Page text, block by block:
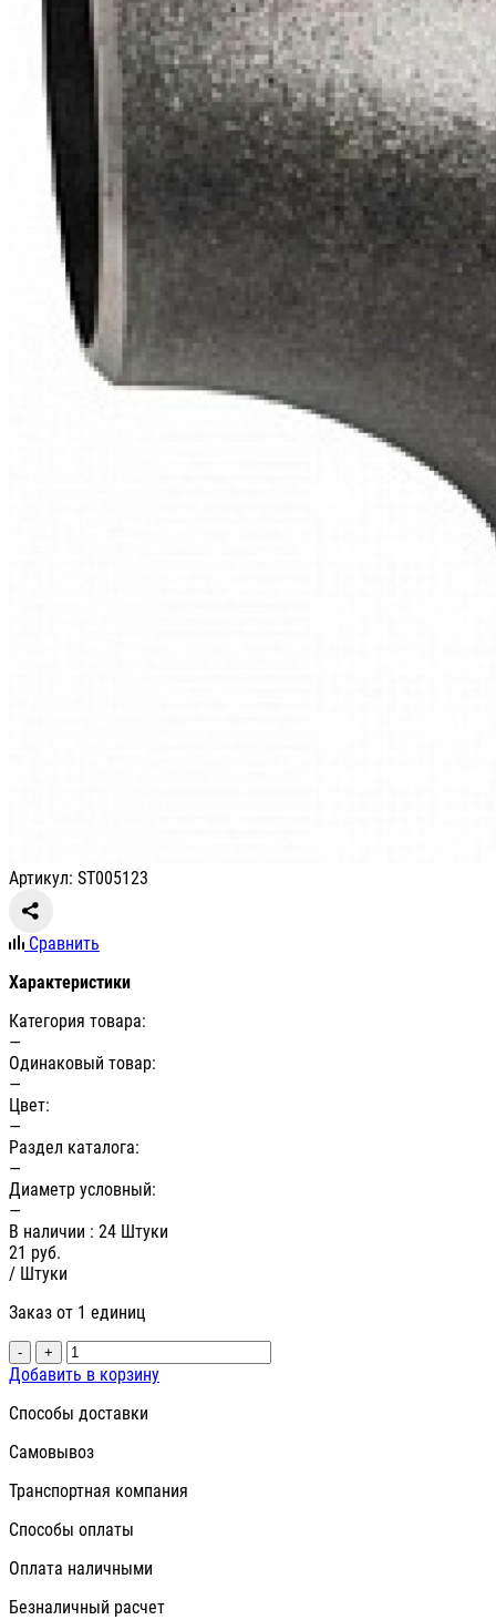
Артикул: ST005123
Сравнить
Характеристики
Категория товара:
—
Одинаковый товар:
—
Цвет:
—
Раздел каталога:
—
Диаметр условный:
—
В наличии : 24 Штуки
21 руб.
/ Штуки
Заказ от 1 единиц
- +
Добавить в корзину
Способы доставки
Самовывоз
Транспортная компания
Способы оплаты
Оплата наличными
Безналичный расчет